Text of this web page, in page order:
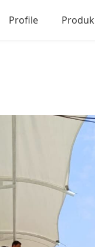
Profile Produk